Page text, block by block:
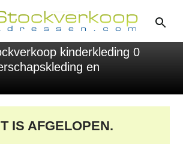
kinderkleding 0
en
IS AFGELOPEN.